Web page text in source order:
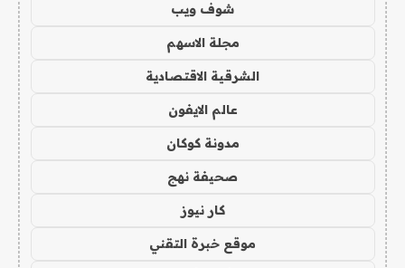
شوف ويب
مجلة الاسهم
الشرقية الاقتصادية
عالم الايفون
مدونة كوكان
صحيفة نهج
كار نيوز
موقع خبرة التقني